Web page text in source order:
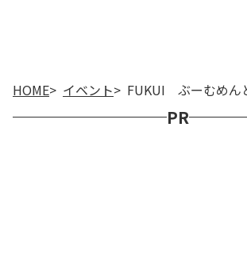
HOME イベント FUKUI ぶーむめん
PR